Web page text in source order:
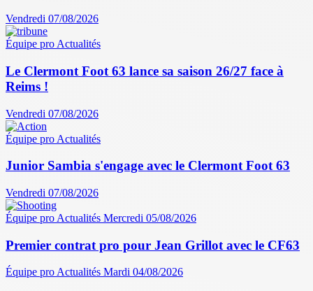
Vendredi 07/08/2026
Équipe pro Actualités
Le Clermont Foot 63 lance sa saison 26/27 face à
Reims !
Vendredi 07/08/2026
Équipe pro Actualités
Junior Sambia s'engage avec le Clermont Foot 63
Vendredi 07/08/2026
Équipe pro Actualités Mercredi 05/08/2026
Premier contrat pro pour Jean Grillot avec le CF63
Équipe proActualités Mardi 04/08/2026